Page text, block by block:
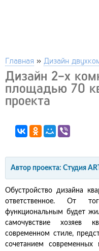
Главная » Дизайн
Дизайн 2-х
площадью 70
проекта
Автор проекта: Студия
Обустройство дизайна
ответственное. От
функциональным будет
самочувствие хозяев
современном стиле,
сочетанием современных